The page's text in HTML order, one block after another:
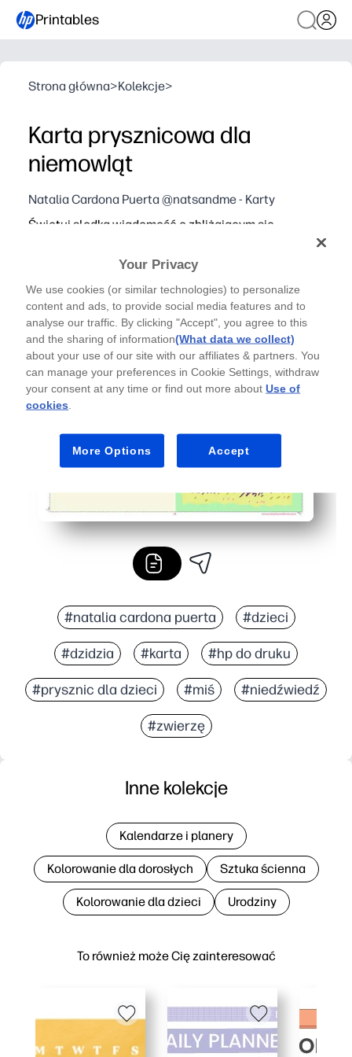
Printables
Strona główna>Kolekcje>
Karta prysznicowa dla
niemowląt
Natalia Cardona Puerta @natsandme - Karty
Świętuj słodką wiadomość o zbliżającym się
zaprojektowanej dla Baby Showers przez artystę
#natalia cardona puerta #dzieci
#dzidzia #karta #hp do druku
#prysznic dla dzieci #miś #niedźwiedź
#zwierzę
To również może Cię zainteresować
Inne kolekcje
Kalendarze i planery
Kolorowanie dla dorosłych Sztuka ścienna
Kolorowanie dla dzieci Urodziny
Your Privacy
We use cookies (or similar technologies) to personalize
content and ads, to provide social media features and to
analyse our traffic. By clicking "Accept", you agree to this
and the sharing of information(What data we collect)
about your use of our site with our affiliates & partners. You
can manage your preferences in Cookie Settings, withdraw
your consent at any time or find out more aboutUse of
cookies
More Options Accept